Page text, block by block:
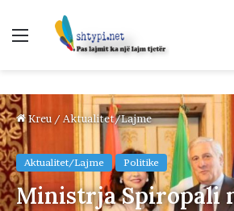
Menu
Kreu / Aktualitet/Lajme
Aktualitet/Lajme Politike
Ministrja Spiropali